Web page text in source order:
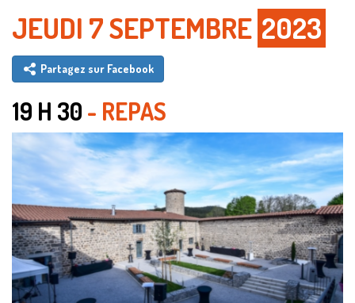
JEUDI 7 SEPTEMBRE 2023
Partagez sur Facebook
19 H 30 - REPAS